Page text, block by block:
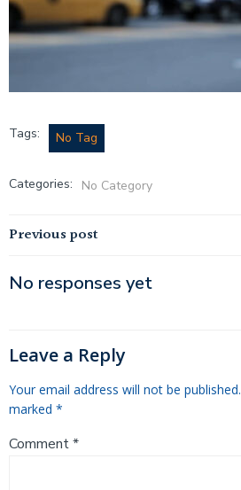
Tags: No Tag
Categories: No Category
Post
navigation
Previous post
No responses yet
Leave a Reply
Your email address will not be published.
marked *
Comment*